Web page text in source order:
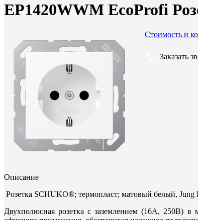
EP1420WWM EcoProfi
Стоимость и
Заказать
Описание
Розетка SCHUKO®; термопласт; матовый белый, Jung
Двухполюсная розетка с заземлением (16A, 250В)